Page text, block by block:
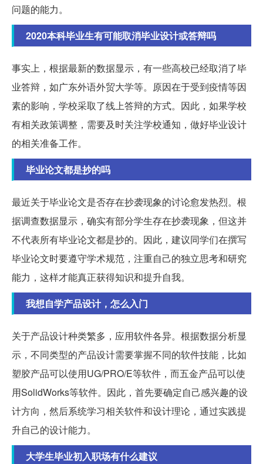
问题的能力。
2020本科毕业生有可能取消毕业设计或答辩吗
事实上，根据最新的数据显示，有一些高校已经取消了毕
业答辩，如广东外语外贸大学等。原因在于受到疫情等因
素的影响，学校采取了线上答辩的方式。因此，如果学校
有相关政策调整，需要及时关注学校通知，做好毕业设计
的相关准备工作。
毕业论文都是抄的吗
最近关于毕业论文是否存在抄袭现象的讨论愈发热烈。根
据调查数据显示，确实有部分学生存在抄袭现象，但这并
不代表所有毕业论文都是抄的。因此，建议同学们在撰写
毕业论文时要遵守学术规范，注重自己的独立思考和研究
能力，这样才能真正获得知识和提升自我。
我想自学产品设计，怎么入门
关于产品设计种类繁多，应用软件各异。根据数据分析显
示，不同类型的产品设计需要掌握不同的软件技能，比如
塑胶产品可以使用UG/PRO/E等软件，而五金产品可以使
用SolidWorks等软件。因此，首先要确定自己感兴趣的设
计方向，然后系统学习相关软件和设计理论，通过实践提
升自己的设计能力。
大学生毕业初入职场有什么建议